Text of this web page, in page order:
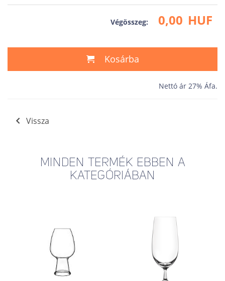
Végösszeg: 0,00 HUF
Kosárba
Nettó ár 27% Áfa.
Vissza
MINDEN TERMÉK EBBEN A
KATEGÓRIÁBAN